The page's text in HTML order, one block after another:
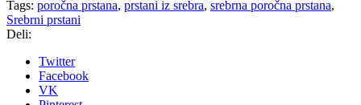
Tags: poročna prstana, prstani iz srebra, srebrna poročna prstana,
Srebrni prstani
Deli:
Twitter
Facebook
VK